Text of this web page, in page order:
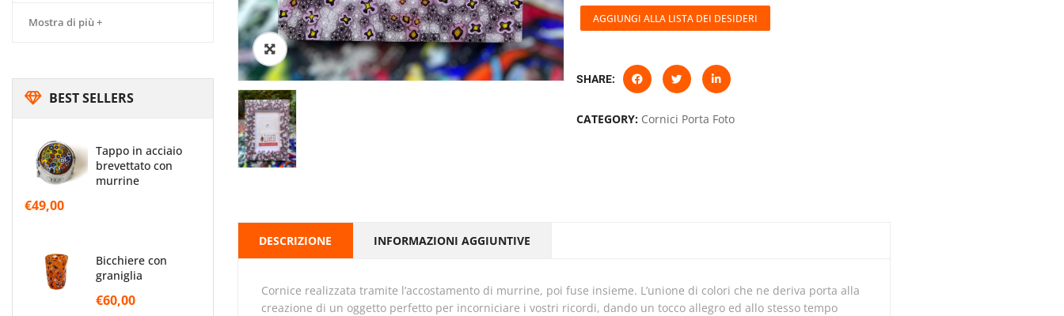
Mostra di più +
BEST SELLERS
tappo in acciaio
brevettato con
murrine
€49,00
bicchiere con
graniglia
€60,00
🔍
AGGIUNGI ALLA LISTA DEI DESIDERI
SHARE:
CATEGORY: Cornici Porta Foto
DESCRIZIONE INFORMAZIONI AGGIUNTIVE
Cornice realizzata tramite l’accostamento di murrine, poi fuse insieme. L’unione di colori che ne deriva porta alla
creazione di un oggetto perfetto per incorniciare i vostri ricordi, dando un tocco allegro ed allo stesso tempo